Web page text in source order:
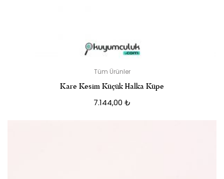
Tüm Ürünler
Kare Kesim Küçük Halka Küpe
7.144,00 ₺